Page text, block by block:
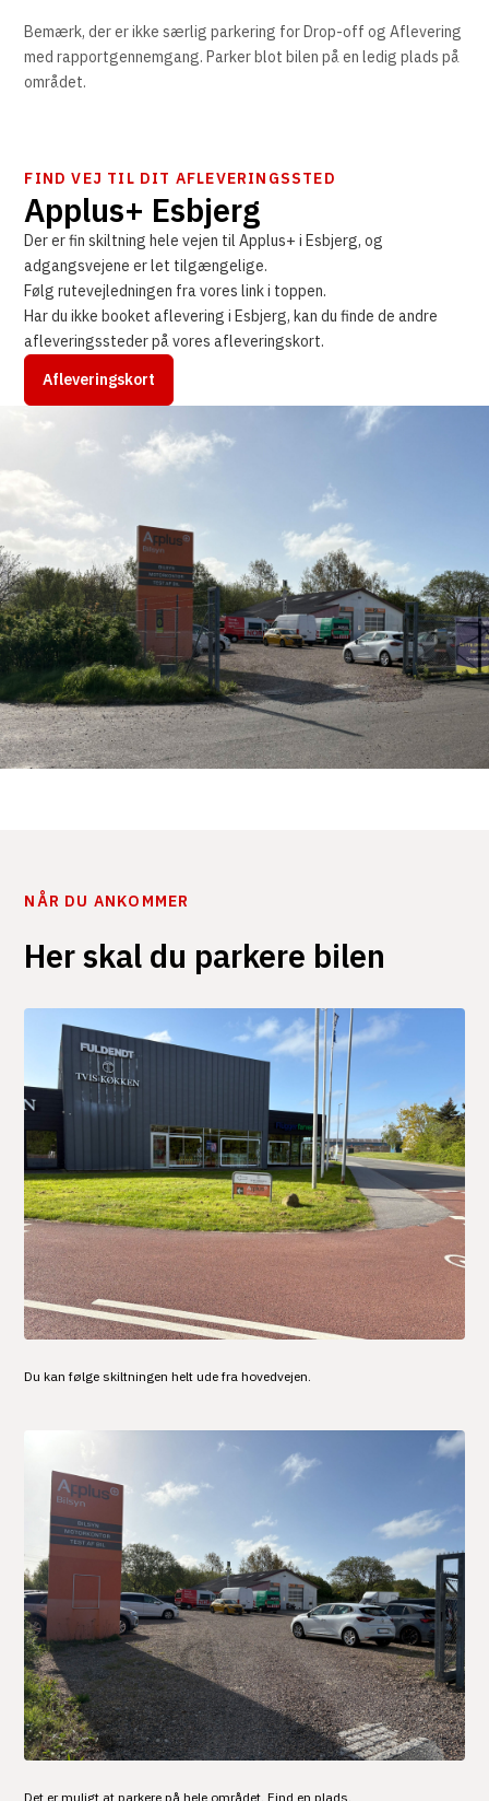
Bemærk, der er ikke særlig parkering for Drop-off og Aflevering
med rapportgennemgang. Parker blot bilen på en ledig plads på
området.
FIND VEJ TIL DIT AFLEVERINGSSTED
Applus+ Esbjerg
Der er fin skiltning hele vejen til Applus+ i Esbjerg, og
adgangsvejene er let tilgængelige.
Følg rutevejledningen fra vores link i toppen.
Har du ikke booket aflevering i Esbjerg, kan du finde de andre
afleveringssteder på vores afleveringskort.
Afleveringskort
NÅR DU ANKOMMER
Her skal du parkere bilen
Du kan følge skiltningen helt ude fra hovedvejen.
Det er muligt at parkere på hele området. Find en plads.